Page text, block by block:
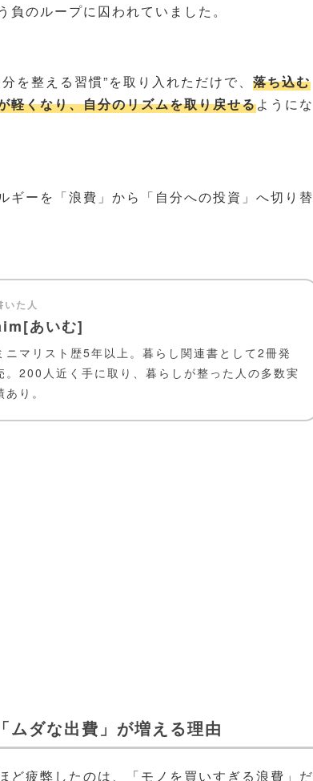
負のループに囚われていました。
を整える習慣”を取り入れただけで、 落ち込む
軽くなり、自分のリズムを取り戻せるようにな
ギーを「浪費」から「自分への投資」へ切り替
いた人
あいむ]
ニマリスト歴5年以上。暮らし関連書として2冊発
。200人近く手に取り、暮らしが整った人の多数実
あり。
ムダな出費」が増える理由
ど疲弊したのは、「モノを買いすぎる浪費」だ